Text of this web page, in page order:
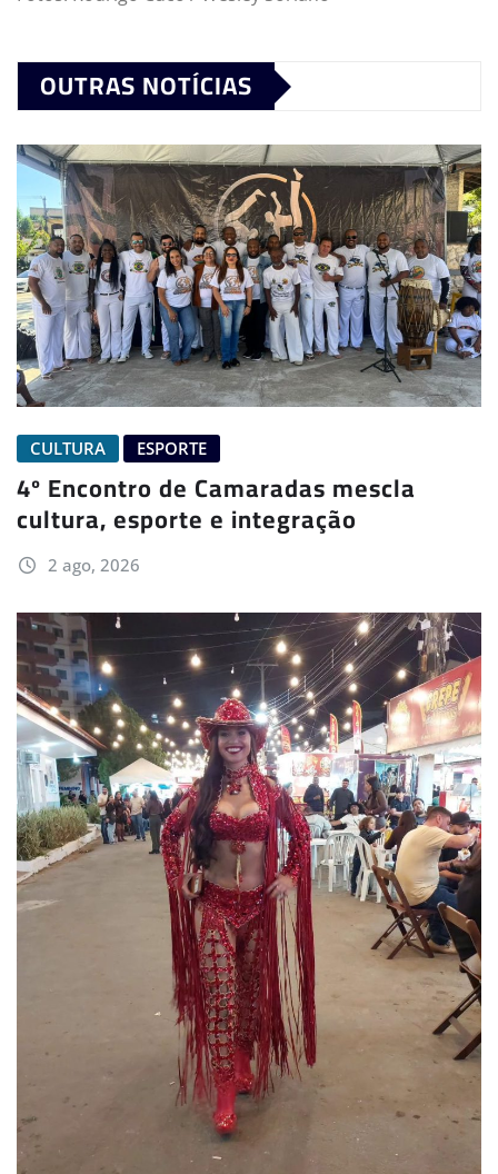
OUTRAS NOTÍCIAS
CULTURA ESPORTE
4º Encontro de Camaradas mescla
cultura, esporte e integração
2 ago, 2026